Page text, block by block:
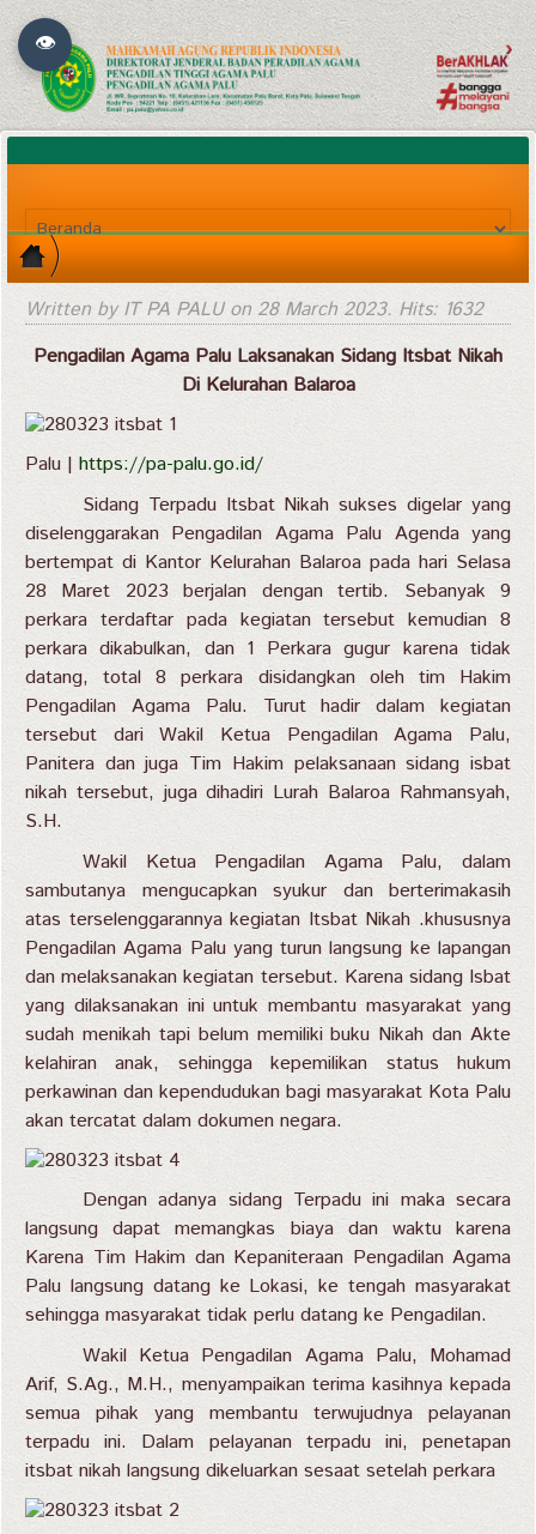
Written by IT PA PALU on 28 March 2023. Hits: 1632
Pengadilan Agama Palu Laksanakan Sidang Itsbat Nikah
Di Kelurahan Balaroa
Palu | https://pa-palu.go.id/
Sidang Terpadu Itsbat Nikah sukses digelar yang
diselenggarakan Pengadilan Agama Palu Agenda yang
bertempat di Kantor Kelurahan Balaroa pada hari Selasa
28 Maret 2023 berjalan dengan tertib. Sebanyak 9
perkara terdaftar pada kegiatan tersebut kemudian 8
perkara dikabulkan, dan 1 Perkara gugur karena tidak
datang, total 8 perkara disidangkan oleh tim Hakim
Pengadilan Agama Palu. Turut hadir dalam kegiatan
tersebut dari Wakil Ketua Pengadilan Agama Palu,
Panitera dan juga Tim Hakim pelaksanaan sidang isbat
nikah tersebut, juga dihadiri Lurah Balaroa Rahmansyah,
S.H.
Wakil Ketua Pengadilan Agama Palu, dalam
sambutanya mengucapkan syukur dan berterimakasih
atas terselenggarannya kegiatan Itsbat Nikah .khususnya
Pengadilan Agama Palu yang turun langsung ke lapangan
dan melaksanakan kegiatan tersebut. Karena sidang Isbat
yang dilaksanakan ini untuk membantu masyarakat yang
sudah menikah tapi belum memiliki buku Nikah dan Akte
kelahiran anak, sehingga kepemilikan status hukum
perkawinan dan kependudukan bagi masyarakat Kota Palu
akan tercatat dalam dokumen negara.
Dengan adanya sidang Terpadu ini maka secara
langsung dapat memangkas biaya dan waktu karena
Karena Tim Hakim dan Kepaniteraan Pengadilan Agama
Palu langsung datang ke Lokasi, ke tengah masyarakat
sehingga masyarakat tidak perlu datang ke Pengadilan.
Wakil Ketua Pengadilan Agama Palu, Mohamad
Arif, S.Ag., M.H., menyampaikan terima kasihnya kepada
semua pihak yang membantu terwujudnya pelayanan
terpadu ini. Dalam pelayanan terpadu ini, penetapan
itsbat nikah langsung dikeluarkan sesaat setelah perkara
👁